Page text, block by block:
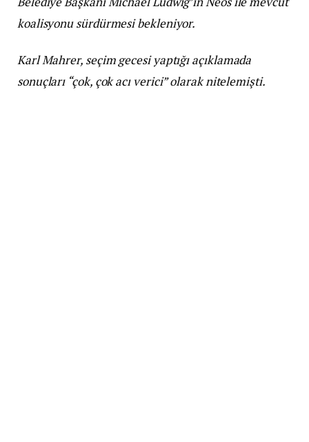
koalisyonu sürdürmesi bekleniyor.
Karl Mahrer, seçim gecesi yaptığı açıklamada
sonuçları “çok, çok acı verici” olarak nitelemişti.